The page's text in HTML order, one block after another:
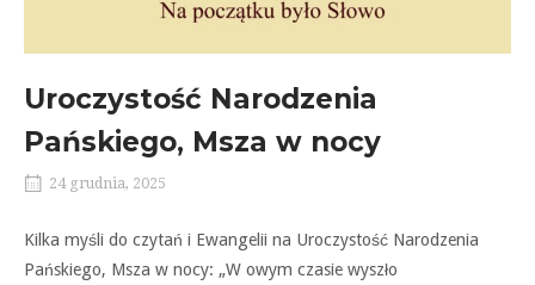
Uroczystość Narodzenia
Pańskiego, Msza w nocy
24 grudnia, 2025
Kilka myśli do czytań i Ewangelii na Uroczystość Narodzenia
Pańskiego, Msza w nocy: „W owym czasie wyszło